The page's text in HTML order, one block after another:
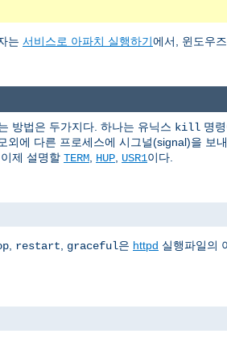
는 서비스로 아파치 실행하기에서, 윈도우
방법은 두가지다. 하나는 유닉스 kill 명
외에 다른 프로세스에 시그널(signal)을 보
제 설명할 TERM HUP USR1이다.
restart graceful은 httpd 실행파일의